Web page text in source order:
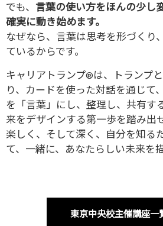
でも、 言葉の使い方をほんの少し
確実に動き始めます。
なぜなら、言葉は思考を形づくり
ているからです。
キャリアトランプ®は、トランプ
り、カードを使った対話を通じて
を「言葉」にし、整理し、共有す
来をデザインする第一歩を踏み出
楽しく、そして深く、自分を知る
て、一緒に、あなたらしい未来を
東京中央校主催講座一